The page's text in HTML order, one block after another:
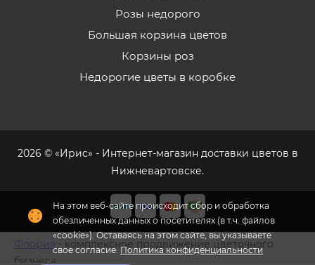
На этом веб-сайте происходит сбор и обработка
обезличенных данных о посетителях (в т.ч. файлов
«cookie»). Оставаясь на этом сайте, вы указываете
свое согласие.Политика конфиденциальности
Розы недорого
Большая корзина цветов
Корзины роз
Недорогие цветы в коробке
2026 © «Ирис» - Интернет-магазин доставки цветов в
Нижневартовске.
Флория - комплексное продвижение цветочного
бизнеса